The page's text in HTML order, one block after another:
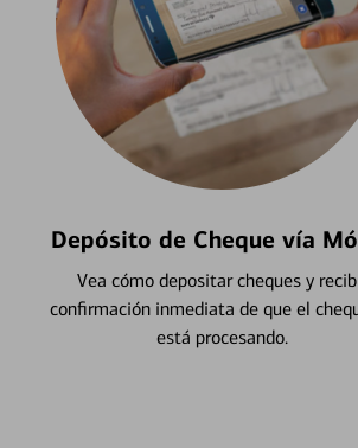
Depósito de Cheque vía
Vea cómo depositar cheques y
confirmación inmediata de que el
está procesando.